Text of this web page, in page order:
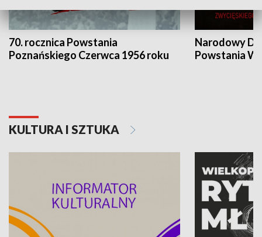
70. rocznica Powstania
Poznańskiego Czerwca 1956 roku
Narodowy
Powstania
KULTURA I SZTUKA